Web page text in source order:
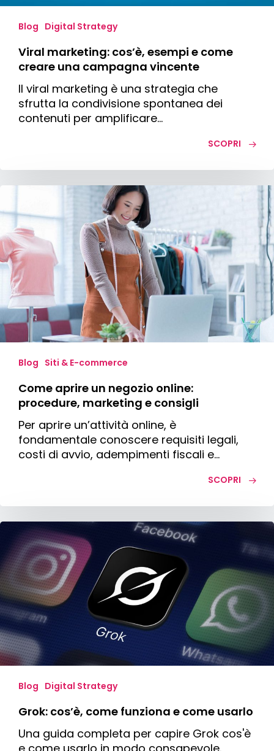
Blog Digital Strategy
Viral marketing: cos’è, esempi e come
creare una campagna vincente
Il viral marketing è una strategia che
sfrutta la condivisione spontanea dei
contenuti per amplificare…
SCOPRI
aprire
un
negozio
online:
procedure,
marketing
consigli
Blog Siti & E-commerce
Come aprire un negozio online:
procedure, marketing e consigli
Per aprire un’attività online, è
fondamentale conoscere requisiti legali,
costi di avvio, adempimenti fiscali e…
SCOPRI
Grok:
cos’è,
come
funziona
come
usarlo
Blog Digital Strategy
Grok: cos’è, come funziona e come usarlo
Una guida completa per capire Grok cos'è